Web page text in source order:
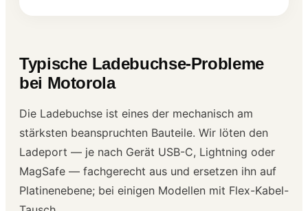
Typische Ladebuchse-Probleme
bei Motorola
Die Ladebuchse ist eines der mechanisch am
stärksten beanspruchten Bauteile. Wir löten den
Ladeport — je nach Gerät USB-C, Lightning oder
MagSafe — fachgerecht aus und ersetzen ihn auf
Platinenebene; bei einigen Modellen mit Flex-Kabel-